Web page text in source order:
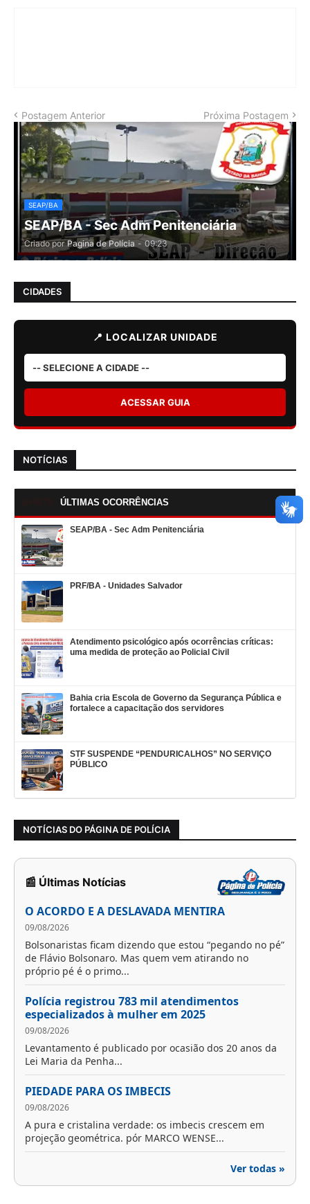
Postagem Anterior Próxima Postagem
SEAP/BA
SEAP/BA - Sec Adm Penitenciária
Criado por Pagina de Polícia - 09:23
CIDADES
📍 LOCALIZAR UNIDADE
ACESSAR GUIA
NOTÍCIAS
ÚLTIMAS OCORRÊNCIAS
SEAP/BA - Sec Adm Penitenciária
PRF/BA - Unidades Salvador
Atendimento psicológico após ocorrências críticas:
uma medida de proteção ao Policial Civil
Bahia cria Escola de Governo da Segurança Pública e
fortalece a capacitação dos servidores
STF SUSPENDE “PENDURICALHOS” NO SERVIÇO
PÚBLICO
NOTÍCIAS DO PÁGINA DE POLÍCIA
📰 Últimas Notícias
O ACORDO E A DESLAVADA MENTIRA
09/08/2026
Bolsonaristas ficam dizendo que estou “pegando no pé”
de Flávio Bolsonaro. Mas quem vem atirando no
próprio pé é o primo...
Polícia registrou 783 mil atendimentos
especializados à mulher em 2025
09/08/2026
Levantamento é publicado por ocasião dos 20 anos da
Lei Maria da Penha...
PIEDADE PARA OS IMBECIS
09/08/2026
A pura e cristalina verdade: os imbecis crescem em
projeção geométrica. pór MARCO WENSE...
Ver todas »